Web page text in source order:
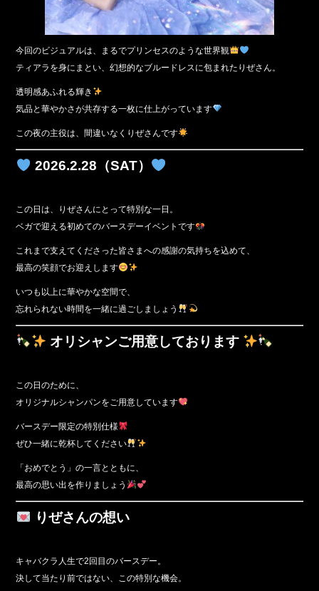
今回のビジュアルは、まるでプリンセスのような世界観
ティアラを身にまとい、幻想的なブルードレスに包まれたりぜさん。
透明感あふれる輝き
気品と華やかさが共存する一枚に仕上がっています
この夜の主役は、間違いなくりぜさんです
2026.2.28（SAT）
この日は、りぜさんにとって特別な一日。
ベガで迎える初めてのバースデーイベントです
これまで支えてくださった皆さまへの感謝の気持ちを込めて、
最高の笑顔でお迎えします
いつも以上に華やかな空間で、
忘れられない時間を一緒に過ごしましょう
オリシャンご用意しております
この日のために、
オリジナルシャンパンをご用意しています
バースデー限定の特別仕様
ぜひ一緒に乾杯してください
「おめでとう」の一言とともに、
最高の思い出を作りましょう
りぜさんの想い
キャバクラ人生で2回目のバースデー。
決して当たり前ではない、この特別な機会。